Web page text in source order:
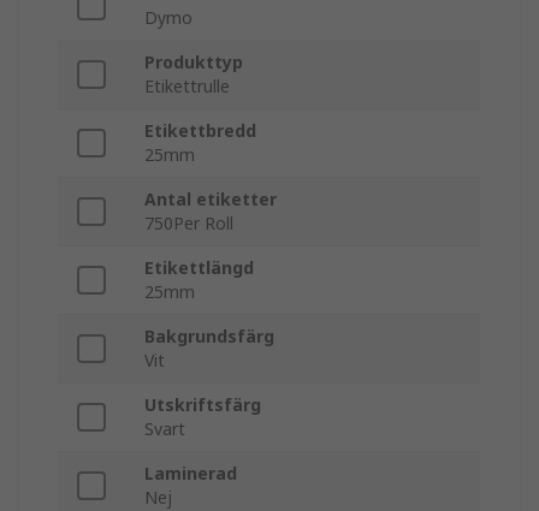
Dymo
Produkttyp
Etikettrulle
Etikettbredd
25mm
Antal etiketter
750Per Roll
Etikettlängd
25mm
Bakgrundsfärg
Vit
Utskriftsfärg
Svart
Laminerad
Nej